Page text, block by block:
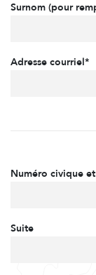
Surnom (pour
Adresse courriel*
Numéro civique
Suite